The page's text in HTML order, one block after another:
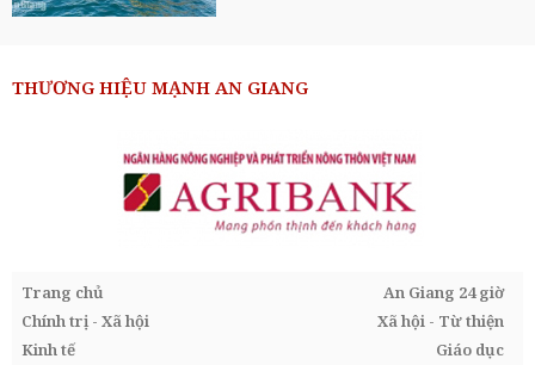
THƯƠNG HIỆU MẠNH AN GIANG
Trang chủ
An Giang 24 giờ
Chính trị - Xã hội
Xã hội - Từ thiện
Kinh tế
Giáo dục